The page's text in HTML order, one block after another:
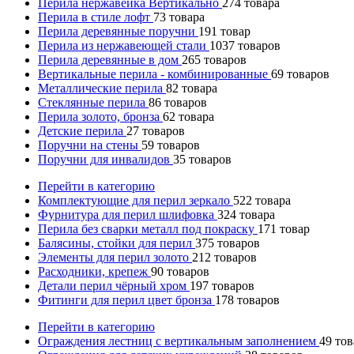
Перила нержавейка Вертикально 274 товара
Перила в стиле лофт 73 товара
Перила деревянные поручни 191 товар
Перила из нержавеющей стали 1037 товаров
Перила деревянные в дом 265 товаров
Вертикальные перила - комбинированные 69 товаров
Металлические перила 82 товара
Стеклянные перила 86 товаров
Перила золото, бронза 62 товара
Детские перила 27 товаров
Поручни на стены 59 товаров
Поручни для инвалидов 35 товаров
Перейти в категорию
Комплектующие для перил зеркало 522 товара
Фурнитура для перил шлифовка 324 товара
Перила без сварки металл под покраску 171 товар
Балясины, стойки для перил 375 товаров
Элементы для перил золото 212 товаров
Расходники, крепеж 90 товаров
Детали перил чёрный хром 197 товаров
Фитинги для перил цвет бронза 178 товаров
Перейти в категорию
Ограждения лестниц с вертикальным заполнением 49